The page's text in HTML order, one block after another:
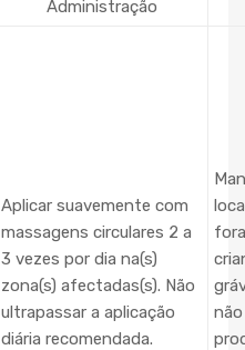
Administração
Aplicar suavemente com
massagens circulares 2 a
3 vezes por dia na(s)
zona(s) afectadas(s). Não
ultrapassar a aplicação
diária recomendada.